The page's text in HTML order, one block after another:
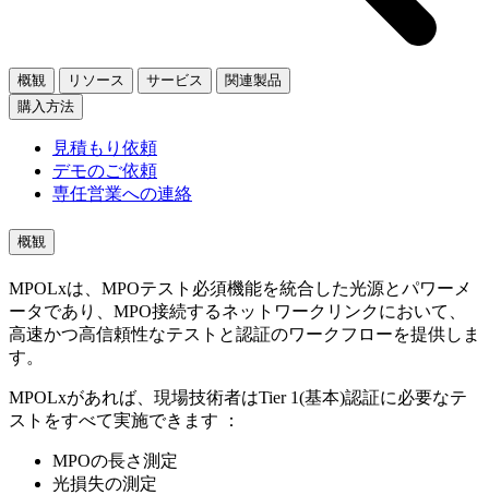
概観 リソース サービス
関連製品
購入方法
見積もり依頼
デモのご依頼
専任営業への連絡
概観
MPOLxは、MPOテスト必須機能を統合した光源とパワーメ
ータであり、MPO接続するネットワークリンクにおいて、
高速かつ高信頼性なテストと認証のワークフローを提供しま
す。
MPOLxがあれば、現場技術者はTier 1(基本)認証に必要なテ
ストをすべて実施できます ：
MPOの長さ測定
光損失の測定